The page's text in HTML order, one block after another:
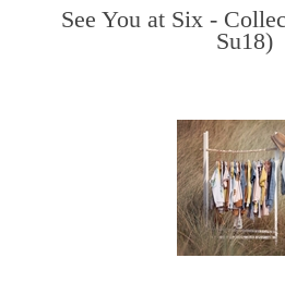
See You at Six -
Su18)